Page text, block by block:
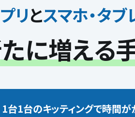
リとスマホ・タブ
に増える
1台1台のキッティングで時間が